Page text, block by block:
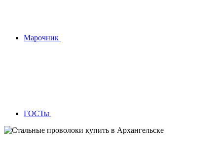
Марочник
ГОСТы